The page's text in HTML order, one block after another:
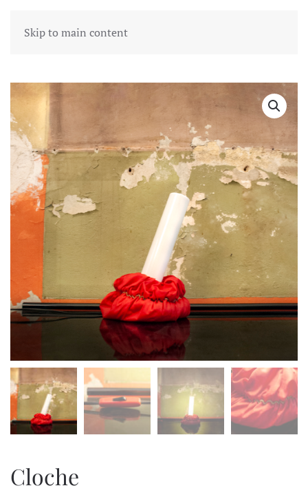
Skip to main content
Cloche